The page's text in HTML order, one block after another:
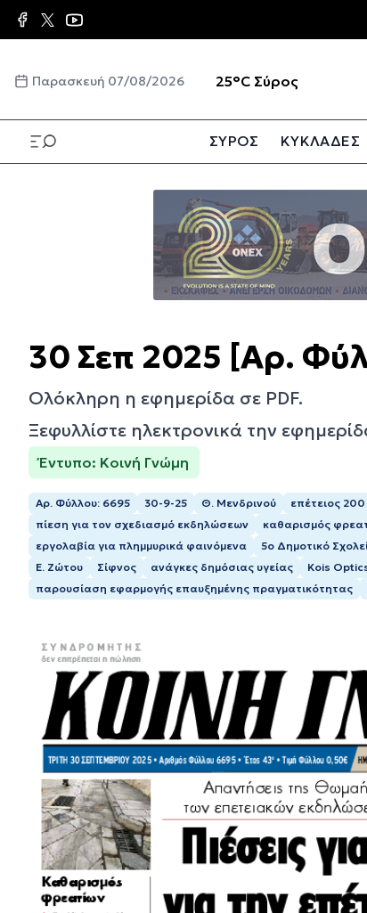
Παράκαμψη
προς
κυρίωςΠαρασκευή 07/08/2026 25°C Σύρος
ΣΥΡΟΣ ΚΥΚΛΑΔΕΣ
30 Σεπ 2025 [Αρ.
Ολόκληρη η εφημερίδα σε PDF.
Ξεφυλλίστε ηλεκτρονικά την
Έντυπο: Κοινή Γνώμη
Αρ. Φύλλου: 6695 30-9-25 Θ. Μενδρινού επέτειος
πίεση για τον σχεδιασμό εκδηλώσεων
καθαρισμός
εργολαβία για πλημμυρικά φαινόμενα
5ο Δημοτικό
Ε. Ζώτου
Σίφνος ανάγκες δημόσιας υγείας Kois
παρουσίαση εφαρμογής επαυξημένης πραγματικότητας